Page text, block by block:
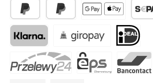
PayPal Später BezahlenApple Pay / Google
Klarna (via Stripe)Giropay (via Stripe) iDeal (via